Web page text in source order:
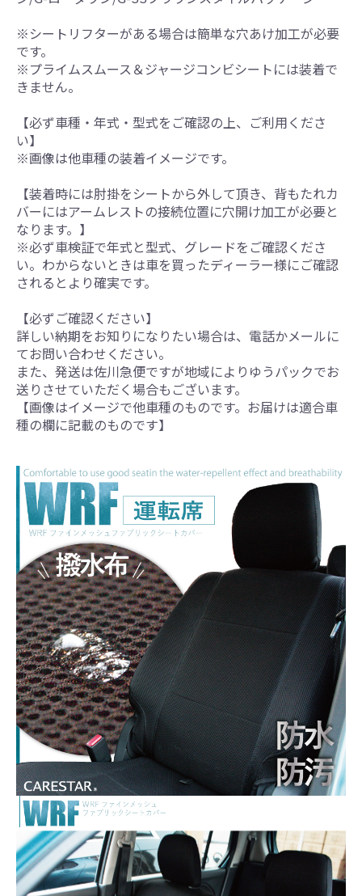
※シートリフターがある場合は簡単な穴あけ加工が必要
です。
※プライムスムース＆ジャージコンビシートには装着で
きません。
【必ず車種・年式・型式をご確認の上、ご利用くださ
い】
※画像は他車種の装着イメージです。
【装着時には肘掛をシートから外して頂き、背もたれカ
バーにはアームレストの接続位置に穴開け加工が必要と
なります。】
※必ず車検証で年式と型式、グレードをご確認くださ
い。わからないときは車を買ったディーラー様にご確認
されるとより確実です。
【必ずご確認ください】
詳しい納期をお知りになりたい場合は、電話かメールに
てお問い合わせください。
また、発送は佐川急便ですが地域によりゆうパックでお
送りさせていただく場合もございます。
【画像はイメージで他車種のものです。お届けは適合車
種の欄に記載のものです】